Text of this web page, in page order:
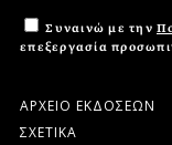
Συναινώ με την
επεξεργασία
ΑΡΧΕΙΟ ΕΚΔΟΣΕΩΝ
ΣΧΕΤΙΚΑ